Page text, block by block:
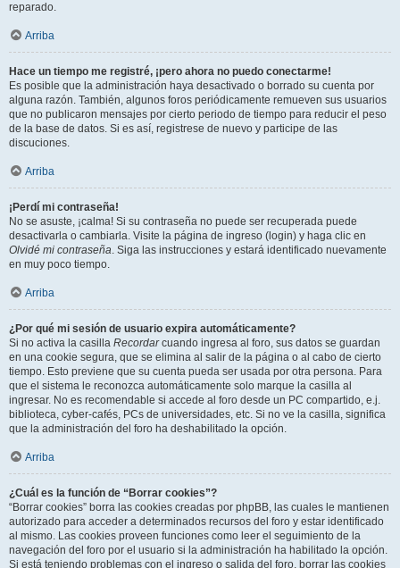
reparado.
Arriba
Hace un tiempo me registré, ¡pero ahora no puedo conectarme!
Es posible que la administración haya desactivado o borrado su cuenta por
alguna razón. También, algunos foros periódicamente remueven sus usuarios
que no publicaron mensajes por cierto periodo de tiempo para reducir el peso
de la base de datos. Si es así, registrese de nuevo y participe de las
discuciones.
Arriba
¡Perdí mi contraseña!
No se asuste, ¡calma! Si su contraseña no puede ser recuperada puede
desactivarla o cambiarla. Visite la página de ingreso (login) y haga clic en
Olvidé mi contraseña. Siga las instrucciones y estará identificado nuevamente
en muy poco tiempo.
Arriba
¿Por qué mi sesión de usuario expira automáticamente?
Si no activa la casilla Recordarcuando ingresa al foro, sus datos se guardan
en una cookie segura, que se elimina al salir de la página o al cabo de cierto
tiempo. Esto previene que su cuenta pueda ser usada por otra persona. Para
que el sistema le reconozca automáticamente solo marque la casilla al
ingresar. No es recomendable si accede al foro desde un PC compartido, e.j.
biblioteca, cyber-cafés, PCs de universidades, etc. Si no ve la casilla, significa
que la administración del foro ha deshabilitado la opción.
Arriba
¿Cuál es la función de “Borrar cookies”?
“Borrar cookies” borra las cookies creadas por phpBB, las cuales le mantienen
autorizado para acceder a determinados recursos del foro y estar identificado
al mismo. Las cookies proveen funciones como leer el seguimiento de la
navegación del foro por el usuario si la administración ha habilitado la opción.
Si está teniendo problemas con el ingreso o salida del foro, borrar las cookies